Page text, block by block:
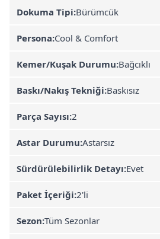
Dokuma Tipi:Bürümcük
Persona:Cool & Comfort
Kemer/Kuşak Durumu:Bağcıklı
Baskı/Nakış Tekniği:Baskısız
Parça Sayısı:2
Astar Durumu:Astarsız
Sürdürülebilirlik Detayı:Evet
Paket İçeriği:2'li
Sezon:Tüm Sezonlar